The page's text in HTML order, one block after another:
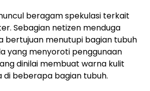
beragam spekulasi terkait
Sebagian netizen menduga
bertujuan menutupi bagian tubuh
yang menyoroti penggunaan
dinilai membuat warna kulit
beberapa bagian tubuh.